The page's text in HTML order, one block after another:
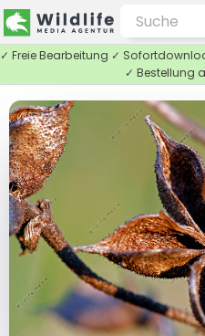
✓ Freie Bearbeitung ✓
✓ Bestellung